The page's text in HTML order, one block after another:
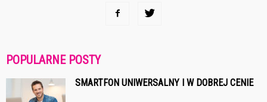
POPULARNE POSTY
SMARTFON UNIWERSALNY I W DOBREJ CENIE